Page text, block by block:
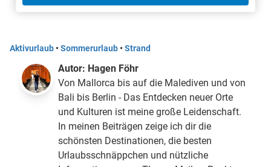
Aktivurlaub •Sommerurlaub •Strand
Autor: Hagen Föhr
Von Mallorca bis auf die Malediven und von
Bali bis Berlin - Das Entdecken neuer Orte
und Kulturen ist meine große Leidenschaft.
In meinen Beiträgen zeige ich dir die
schönsten Destinationen, die besten
Urlaubsschnäppchen und nützliche